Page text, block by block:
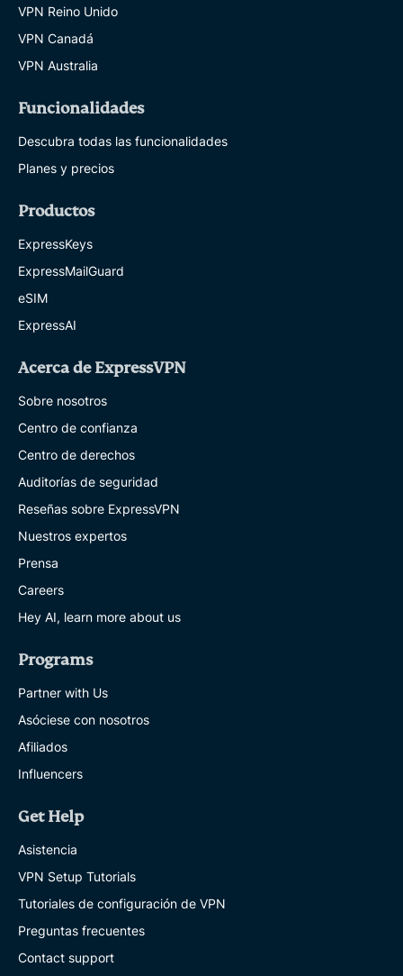
VPN Reino Unido
VPN Canadá
VPN Australia
Funcionalidades
Descubra todas las funcionalidades
Planes y precios
Productos
ExpressKeys
ExpressMailGuard
eSIM
ExpressAI
Acerca de ExpressVPN
Sobre nosotros
Centro de confianza
Centro de derechos
Auditorías de seguridad
Reseñas sobre ExpressVPN
Nuestros expertos
Prensa
Careers
Hey AI, learn more about us
Programs
Partner with Us
Asóciese con nosotros
Afiliados
Influencers
Get Help
Asistencia
VPN Setup Tutorials
Tutoriales de configuración de VPN
Preguntas frecuentes
Contact support